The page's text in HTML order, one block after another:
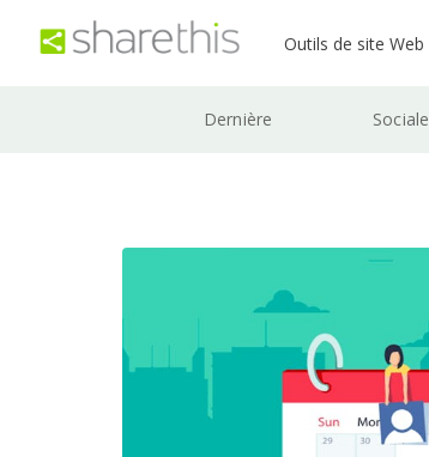
Outils de site Web
Dernière Sociale